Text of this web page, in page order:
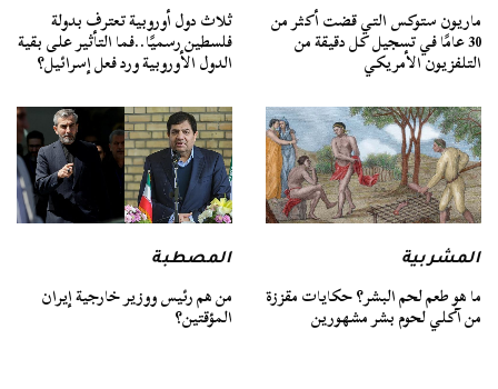
ماريون ستوكس التي قضت أكثر من
30 عامًا في تسجيل كل دقيقة من
التلفزيون الأمريكي
ثلاث دول أوروبية تعترف بدولة
فلسطين رسميًا..فما التأثير على بقية
الدول الأوروبية ورد فعل إسرائيل؟
المشربية
ما هو طعم لحم البشر؟ حكايات مقززة
من آكلي لحوم بشر مشهورين
المصطبة
من هم رئيس ووزير خارجية إيران
المؤقتين؟